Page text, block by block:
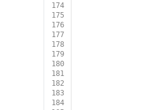
174
175
176
177
178
179
180
181
182
183
184